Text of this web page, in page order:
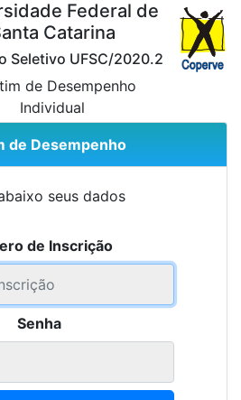
Federal de
Catarina
Seletivo UFSC/2020.2
de Desempenho
Individual
de Desempenho
seus dados
de Inscrição
Senha